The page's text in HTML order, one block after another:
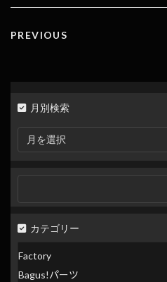
PREVIOUS
月別検索
月
検
カテゴリー
Factory
Bagus!パーツ